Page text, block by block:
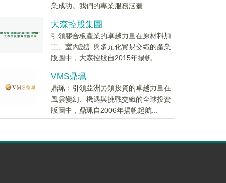
業成功。我們的專業服務涵蓋...
大森控股集團
引領膠合板產業的卓越力量在原材料加
工、室內設計與多元化貿易交織的產業
版圖中，大森控股自2015年揚帆...
VMS鼎珮
鼎珮：引領亞洲另類投資的卓越力量在
風雲變幻、機遇與挑戰交織的全球投資
版圖中，鼎珮自2006年揚帆起航...